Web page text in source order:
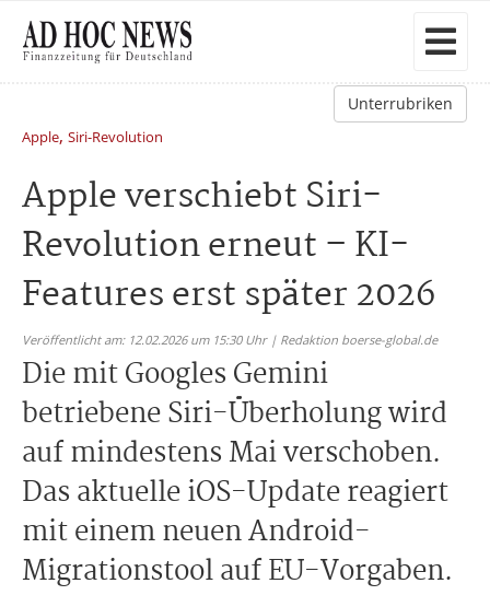
Unterrubriken
Apple, Siri-Revolution
Apple verschiebt Siri-
Revolution erneut – KI-
Features erst später 2026
Veröffentlicht am: 12.02.2026 um 15:30 Uhr | Redaktion boerse-global.de
Die mit Googles Gemini
betriebene Siri-Überholung wird
auf mindestens Mai verschoben.
Das aktuelle iOS-Update reagiert
mit einem neuen Android-
Migrationstool auf EU-Vorgaben.